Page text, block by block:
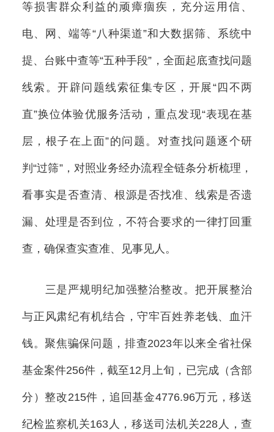
等损害群众利益的顽瘴痼疾，充分运用信、
电、网、端等“八种渠道”和大数据筛、系统中
提、台账中查等“五种手段”，全面起底查找问题
线索。开辟问题线索征集专区，开展“四不两
直”换位体验优服务活动，重点发现“表现在基
层，根子在上面”的问题。对查找问题逐个研
判“过筛”，对照业务经办流程全链条分析梳理，
看事实是否查清、根源是否找准、线索是否遗
漏、处理是否到位，不符合要求的一律打回重
查，确保查实查准、见事见人。
三是严规明纪加强整治整改。把开展整治
与正风肃纪有机结合，守牢百姓养老钱、血汗
钱。聚焦骗保问题，排查2023年以来全省社保
基金案件256件，截至12月上旬，已完成（含部
分）整改215件，追回基金4776.96万元，移送
纪检监察机关163人，移送司法机关228人，查